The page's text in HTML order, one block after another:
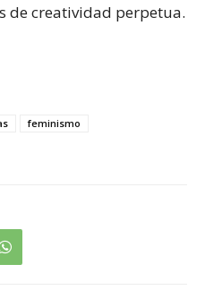
de creatividad perpetua.
feminismo